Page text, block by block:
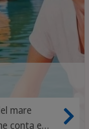
mare
conta e